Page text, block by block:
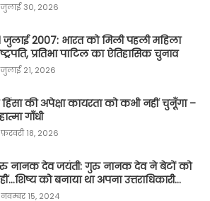
जुलाई 30, 2026
जुलाई 2007: भारत को मिली पहली महिला
प्रतिभा पाटिल का ऐतिहासिक चुनाव
जुलाई 21, 2026
की अपेक्षा कायरता को कभी नहीं चुनूँगा –
गाँधी
फ़रवरी 18, 2026
नानक देव जयंती: गुरु नानक देव ने बेटों को
को बनाया था अपना उत्तराधिकारी…
नवम्बर 15, 2024